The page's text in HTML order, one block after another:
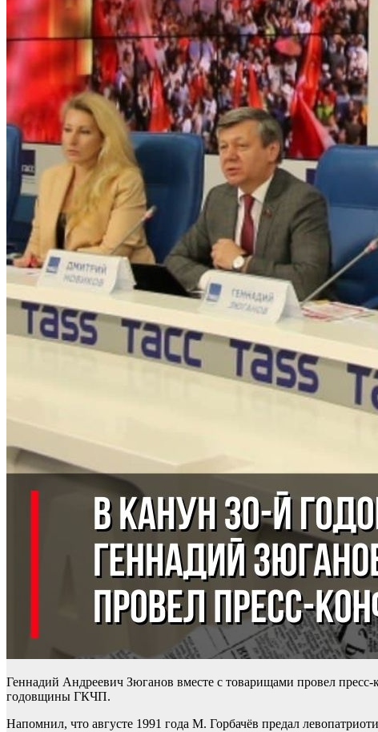
Геннадий Андреевич Зюганов вместе с товарищами провел
годовщины ГКЧП.
Напомнил, что августе 1991 года М. Горбачёв предал